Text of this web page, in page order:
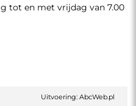
tot en met vrijdag van 7.00
Uitvoering: AbcWeb.pl